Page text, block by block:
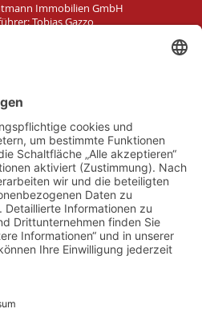
Immobilien GmbH
Tobias Gazzo
Kontakt
AGB
Erklärung